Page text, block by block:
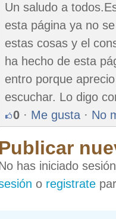
Un saludo a
esta página ya no
estas cosas y el
ha hecho de esta
entro porque
escuchar. Lo digo
0 · Me gusta · No
Publicar
has iniciado
o registrate